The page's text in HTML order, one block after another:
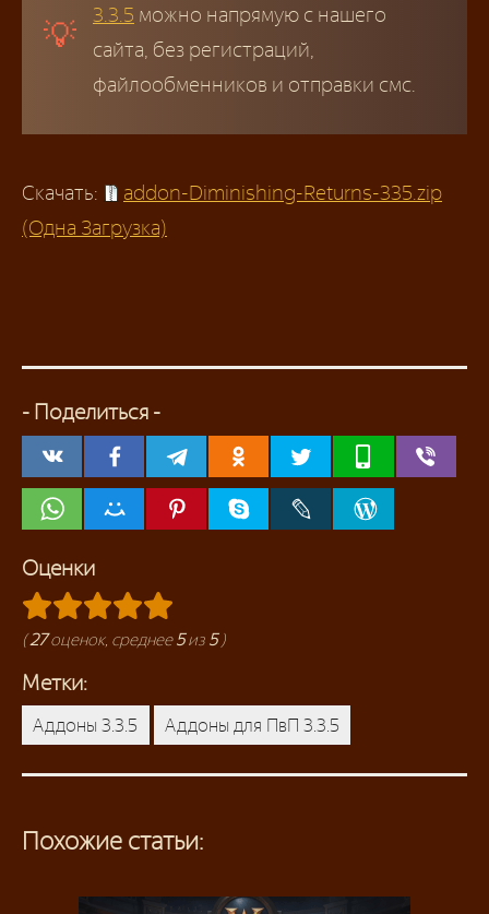
3.3.5 можно напрямую с нашего
сайта, без регистраций,
файлообменников и отправки смс.
Скачать:
addon-Diminishing-Returns-335.zip
(Одна Загрузка)
- Поделиться -
Оценки
(27оценок, среднее5из 5)
Метки:
Аддоны 3.3.5 Аддоны для ПвП 3.3.5
Похожие статьи: